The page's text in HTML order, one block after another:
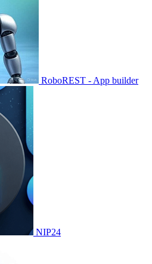
RoboREST - App builder
NIP24